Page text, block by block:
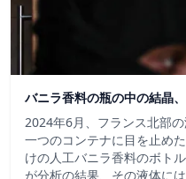
バニラ香料の瓶の中の結晶
2024年6月、フランス北部
一つのコンテナに目を止め
けの人工バニラ香料のボト
が分析の結果、その液体に